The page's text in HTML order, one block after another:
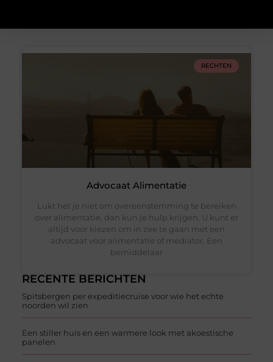
RECENTE BERICHTEN
Spitsbergen per expeditiecruise voor wie het echte
noorden wil zien
Een stiller huis en een warmere look met akoestische
panelen
RECHTEN
Advocaat Alimentatie
Lukt het je niet om overeenstemming te bereiken
over alimentatie, dan kun je hulp krijgen. U kunt er
altijd voor kiezen om in zee te gaan met een
advocaat voor alimentatie of mediator. Een
bemiddelaar